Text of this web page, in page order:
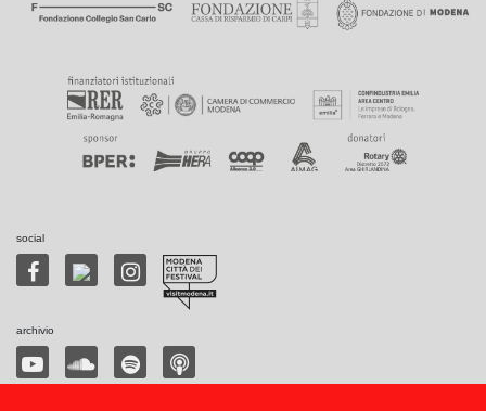
social
archivio